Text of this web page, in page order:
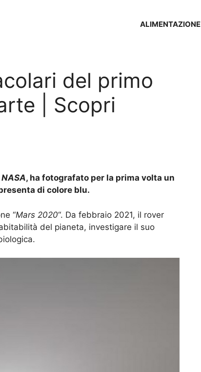
ALIMENTAZIONE
del primo
| Scopri
NASA, ha fotografato per la prima volta un
di colore blu.
“Mars 2020“. Da febbraio 2021, il rover
del pianeta, investigare il suo